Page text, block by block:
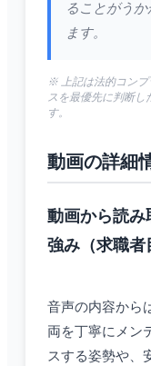
ることがうか
ます。
※ 上記は法的コンプ
スを最優先に判断し
す。
動画の詳細
動画から読み
強み（求職者
音声の内容から
両を丁寧にメン
スする姿勢や、